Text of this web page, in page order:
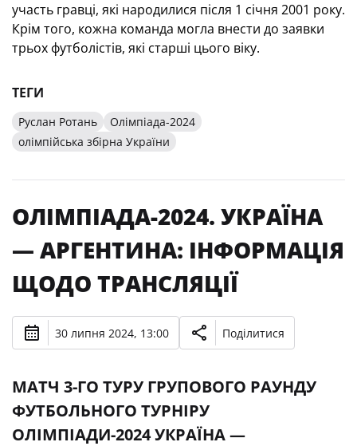
участь гравці, які народилися після 1 січня 2001 року.
Крім того, кожна команда могла внести до заявки
трьох футболістів, які старші цього віку.
ТЕГИ
Руслан Ротань
Олімпіада-2024
олімпійська збірна України
ОЛІМПІАДА-2024. УКРАЇНА
— АРГЕНТИНА: ІНФОРМАЦІЯ
ЩОДО ТРАНСЛЯЦІЇ
30 липня 2024, 13:00 Поділитися
МАТЧ 3-ГО ТУРУ ГРУПОВОГО РАУНДУ
ФУТБОЛЬНОГО ТУРНІРУ
ОЛІМПІАДИ-2024 УКРАЇНА —